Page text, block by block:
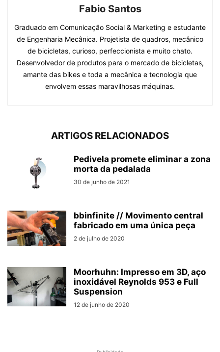
Fabio Santos
Graduado em Comunicação Social & Marketing e estudante
de Engenharia Mecânica. Projetista de quadros, mecânico
de bicicletas, curioso, perfeccionista e muito chato.
Desenvolvedor de produtos para o mercado de bicicletas,
amante das bikes e toda a mecânica e tecnologia que
envolvem essas maravilhosas máquinas.
ARTIGOS RELACIONADOS
Pedivela promete eliminar a zona
morta da pedalada
30 de junho de 2021
bbinfinite // Movimento central
fabricado em uma única peça
2 de julho de 2020
Moorhuhn: Impresso em 3D, aço
inoxidável Reynolds 953 e Full
Suspension
12 de junho de 2020